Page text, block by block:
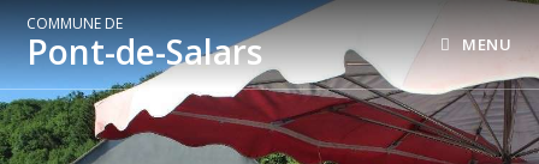
COMMUNE DE
Pont-de-Salars MENU